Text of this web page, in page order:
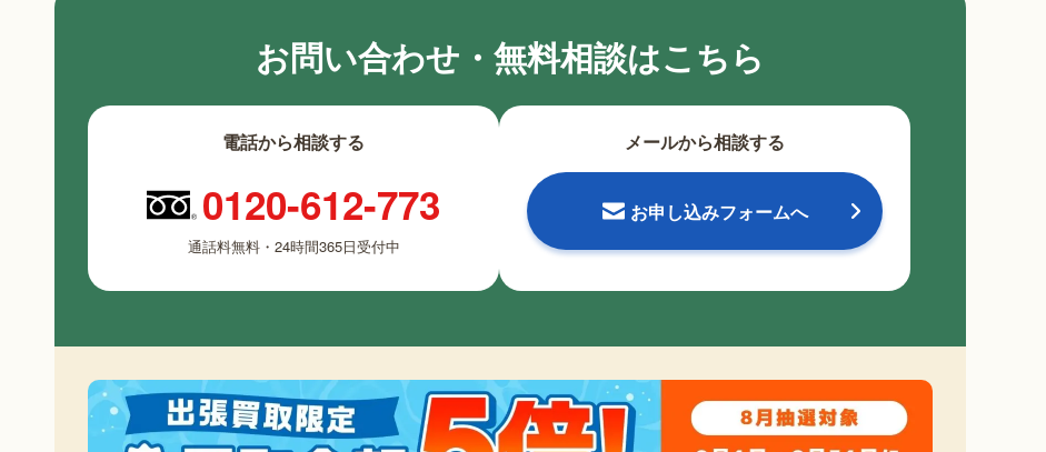
お問い合わせ・無料相談はこちら
電話から相談する
0120-612-773
通話料無料・24時間365日受付中
メールから相談する
お申し込みフォームへ